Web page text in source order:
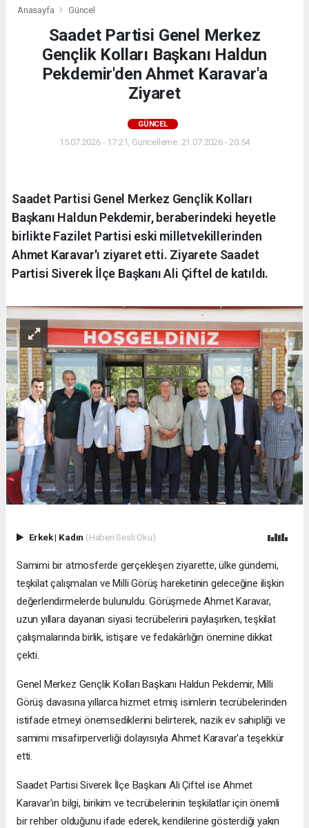
Anasayfa Güncel
Saadet Partisi Genel Merkez
Gençlik Kolları Başkanı Haldun
Pekdemir'den Ahmet Karavar'a
Ziyaret
GÜNCEL
15.07.2026 - 17:21, Güncelleme: 21.07.2026 - 20:54
Saadet Partisi Genel Merkez Gençlik Kolları
Başkanı Haldun Pekdemir, beraberindeki heyetle
birlikte Fazilet Partisi eski milletvekillerinden
Ahmet Karavar'ı ziyaret etti. Ziyarete Saadet
Partisi Siverek İlçe Başkanı Ali Çiftel de katıldı.
Erkek| Kadın (Haberi Sesli Oku)
Samimi bir atmosferde gerçekleşen ziyarette, ülke gündemi,
teşkilat çalışmaları ve Milli Görüş hareketinin geleceğine ilişkin
değerlendirmelerde bulunuldu. Görüşmede Ahmet Karavar,
uzun yıllara dayanan siyasi tecrübelerini paylaşırken, teşkilat
çalışmalarında birlik, istişare ve fedakârlığın önemine dikkat
çekti.
Genel Merkez Gençlik Kolları Başkanı Haldun Pekdemir, Milli
Görüş davasına yıllarca hizmet etmiş isimlerin tecrübelerinden
istifade etmeyi önemsediklerini belirterek, nazik ev sahipliği ve
samimi misafirperverliği dolayısıyla Ahmet Karavar'a teşekkür
etti.
Saadet Partisi Siverek İlçe Başkanı Ali Çiftel ise Ahmet
Karavar'ın bilgi, birikim ve tecrübelerinin teşkilatlar için önemli
bir rehber olduğunu ifade ederek, kendilerine gösterdiği yakın